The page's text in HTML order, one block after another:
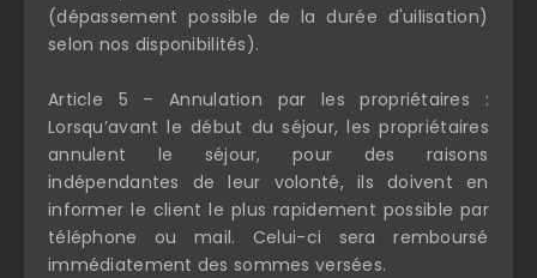
(dépassement possible de la durée d'uilisation)
selon nos disponibilités).
Article 5 – Annulation par les propriétaires :
Lorsqu’avant le début du séjour, les propriétaires
annulent le séjour, pour des raisons
indépendantes de leur volonté, ils doivent en
informer le client le plus rapidement possible par
téléphone ou mail. Celui-ci sera remboursé
immédiatement des sommes versées.